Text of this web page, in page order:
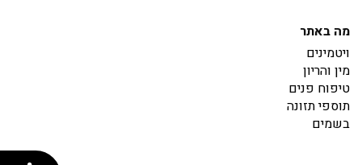
מה באתר
ויטמינים
מין והריון
טיפוח פנים
תוספי תזונה
בשמים